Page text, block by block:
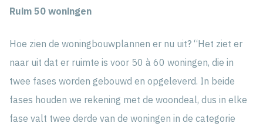
Ruim 50 woningen
Hoe zien de woningbouwplannen er nu uit? “Het ziet er
naar uit dat er ruimte is voor 50 à 60 woningen, die in
twee fases worden gebouwd en opgeleverd. In beide
fases houden we rekening met de woondeal, dus in elke
fase valt twee derde van de woningen in de categorie